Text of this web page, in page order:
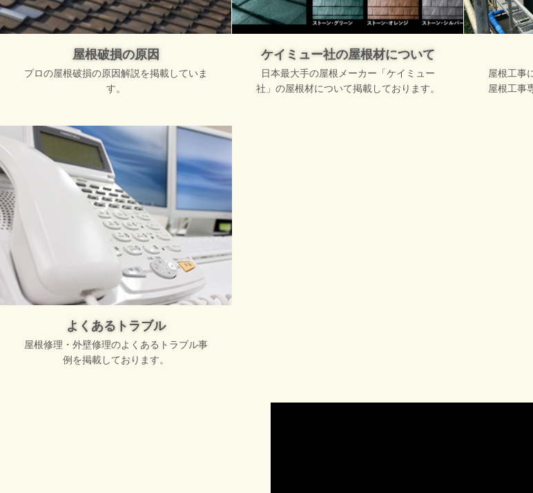
屋根破損の原因
プロの屋根破損の原因解説を掲載していま
す。
ケイミュー社の屋根材について
日本最大手の屋根メーカー「ケイミュー
社」の屋根材について掲載しております。
屋根工事
屋根工事
よくあるトラブル
屋根修理・外壁修理のよくあるトラブル事
例を掲載しております。